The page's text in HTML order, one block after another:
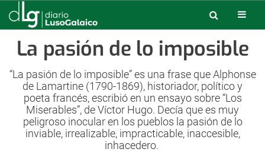
La pasión de lo imposible
“La pasión de lo imposible” es una frase que Alphonse
de Lamartine (1790-1869), historiador, político y
poeta francés, escribió en un ensayo sobre “Los
Miserables”, de Víctor Hugo. Decía que es muy
peligroso inocular en los pueblos la pasión de lo
inviable, irrealizable, impracticable, inaccesible,
inhacedero.